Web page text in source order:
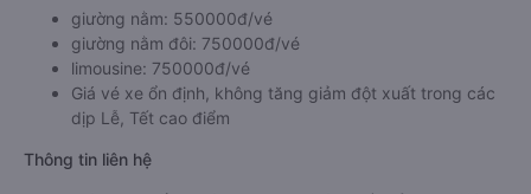
giường nằm: 550000đ/vé
giường nằm đôi: 750000đ/vé
limousine: 750000đ/vé
Giá vé xe ổn định, không tăng giảm đột xuất trong các
dịp Lễ, Tết cao điểm
Thông tin liên hệ